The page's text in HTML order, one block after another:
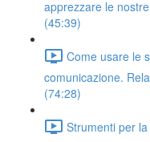
apprezzare le
(45:39)
Come usare le
comunicazione.
(74:28)
Strumenti per